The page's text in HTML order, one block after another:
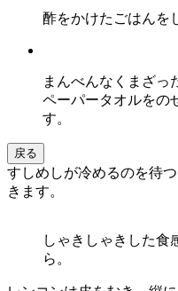
酢をかけたごはんを
まんべんなくまざっ
ペーパータオルをの
す。
戻る
すしめしが冷めるのを待
きます。
しゃきしゃきした食
ら。